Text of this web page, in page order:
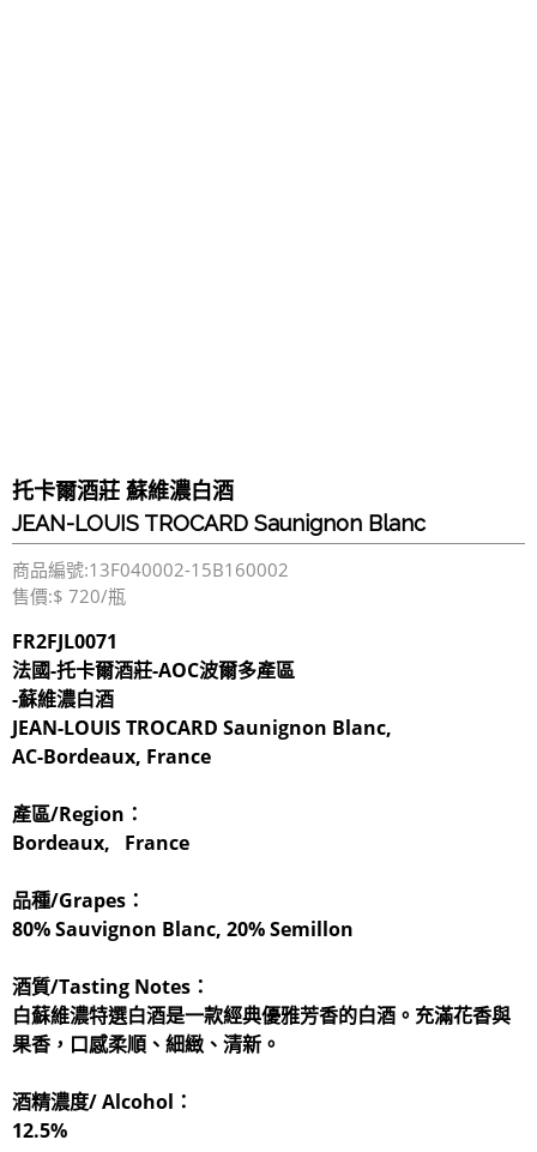
托卡爾酒莊 蘇維濃白酒
JEAN-LOUIS TROCARD Saunignon Blanc
商品編號:13F040002-15B160002
售價:$ 720/瓶
FR2FJL0071
法國-托卡爾酒莊-AOC波爾多產區
-蘇維濃白酒
JEAN-LOUIS TROCARD Saunignon Blanc,
AC-Bordeaux, France
產區/Region：
Bordeaux, France
品種/Grapes：
80% Sauvignon Blanc, 20% Semillon
酒質/Tasting Notes：
白蘇維濃特選白酒是一款經典優雅芳香的白酒。充滿花香與
果香，口感柔順、細緻、清新。
酒精濃度/ Alcohol：
12.5%